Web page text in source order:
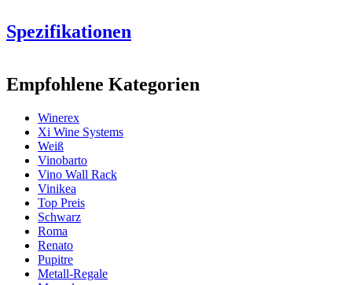
Spezifikationen
ProduktnummerHX2014
Allgemein
Lieferung
Platzierung
Modulartrue
Flaschen
Anzahl der Flaschen (Bordeaux)
Flaschentyp
Abmessungen (BxHxT cm)
Empfohlene Kategorien
Winerex
Xi Wine Systems
Weiß
Vinobarto
Vino Wall Rack
Vinikea
Top Preis
Schwarz
Roma
Renato
Pupitre
Metall-Regale